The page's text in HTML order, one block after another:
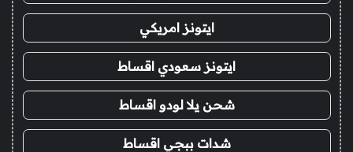
ايتونز امريكي
ايتونز سعودي اقساط
شحن يلا لودو اقساط
شدات ببجي اقساط